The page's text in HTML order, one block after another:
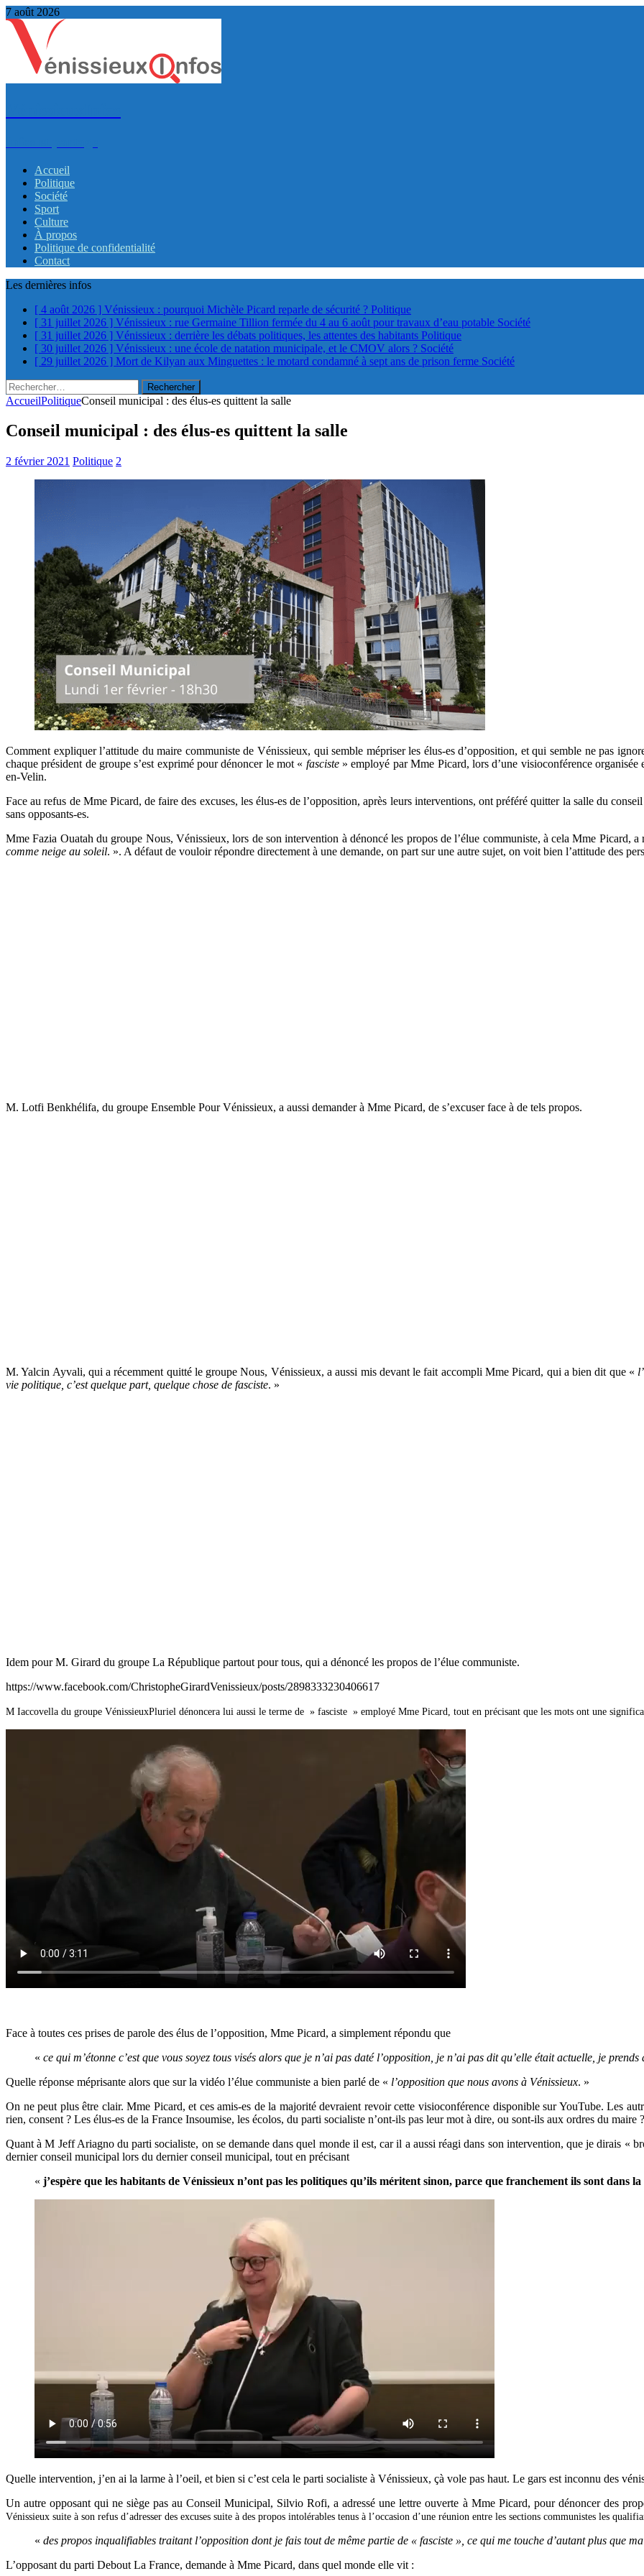
7 août 2026
Accueil
Politique
Société
Sport
Culture
À propos
Politique de confidentialité
Contact
Les dernières infos
[ 4 août 2026 ] Vénissieux : pourquoi Michèle Picard reparle de sécurité ? Politique
[ 31 juillet 2026 ] Vénissieux : rue Germaine Tillion fermée du 4 au 6 août pour travaux d’eau potable Société
[ 31 juillet 2026 ] Vénissieux : derrière les débats politiques, les attentes des habitants Politique
[ 30 juillet 2026 ] Vénissieux : une école de natation municipale, et le CMOV alors ? Société
[ 29 juillet 2026 ] Mort de Kilyan aux Minguettes : le motard condamné à sept ans de prison ferme Société
Rechercher :
AccueilPolitiqueConseil municipal : des élus-es quittent la salle
Conseil municipal : des élus-es quittent la salle
2 février 2021 Politique 2
Comment expliquer l’attitude du maire communiste de Vénissieux, qui semble mépriser les élus-es d’opposition, et qui semble ne pas
chaque président de groupe s’est exprimé pour dénoncer le mot « fasciste» employé par Mme Picard, lors d’une visioconférence
en-Velin.
Face au refus de Mme Picard, de faire des excuses, les élus-es de l’opposition, après leurs interventions, ont préféré quitter la salle du
sans opposants-es.
Mme Fazia Ouatah du groupe Nous, Vénissieux, lors de son intervention à dénoncé les propos de l’élue communiste, à cela Mme Picard,
comme neige au soleil. ». A défaut de vouloir répondre directement à une demande, on part sur une autre sujet, on voit bien l’attitude des
M. Lotfi Benkhélifa, du groupe Ensemble Pour Vénissieux, a aussi demander à Mme Picard, de s’excuser face à de tels propos.
M. Yalcin Ayvali, qui a récemment quitté le groupe Nous, Vénissieux, a aussi mis devant le fait accompli Mme Picard, qui a bien dit que «
vie politique, c’est quelque part, quelque chose de fasciste. »
Idem pour M. Girard du groupe La République partout pour tous, qui a dénoncé les propos de l’élue communiste.
https://www.facebook.com/ChristopheGirardVenissieux/posts/2898333230406617
M Iaccovella du groupe VénissieuxPluriel dénoncera lui aussi le terme de » fasciste » employé Mme Picard, tout en précisant que les mots ont une
Face à toutes ces prises de parole des élus de l’opposition, Mme Picard, a simplement répondu que
« ce qui m’étonne c’est que vous soyez tous visés alors que je n’ai pas daté l’opposition, je n’ai pas dit qu’elle était actuelle, je
Quelle réponse méprisante alors que sur la vidéo l’élue communiste a bien parlé de « l’opposition que nous avons à Vénissieux. »
On ne peut plus être clair. Mme Picard, et ces amis-es de la majorité devraient revoir cette visioconférence disponible sur YouTube. Les
rien, consent ? Les élus-es de la France Insoumise, les écolos, du parti socialiste n’ont-ils pas leur mot à dire, ou sont-ils aux ordres du maire ?
Quant à M Jeff Ariagno du parti socialiste, on se demande dans quel monde il est, car il a aussi réagi dans son intervention, que je dirais «
dernier conseil municipal lors du dernier conseil municipal, tout en précisant
« j’espère que les habitants de Vénissieux n’ont pas les politiques qu’ils méritent sinon, parce que franchement ils sont dans
Quelle intervention, j’en ai la larme à l’oeil, et bien si c’est cela le parti socialiste à Vénissieux, çà vole pas haut. Le gars est inconnu des
Un autre opposant qui ne siège pas au Conseil Municipal, Silvio Rofi, a adressé une lettre ouverte à Mme Picard, pour dénoncer des
Vénissieux suite à son refus d’adresser des excuses suite à des propos intolérables tenus à l’occasion d’une réunion entre les sections communistes les
« des propos inqualifiables traitant l’opposition dont je fais tout de même partie de « fasciste », ce qui me touche d’autant plus que
L’opposant du parti Debout La France, demande à Mme Picard, dans quel monde elle vit :